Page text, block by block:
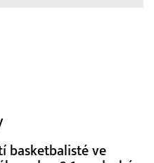
basketbalisté ve